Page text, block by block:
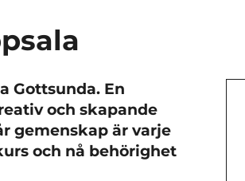
Gottsunda. En
och skapande
gemenskap är varje
och nå behörighet